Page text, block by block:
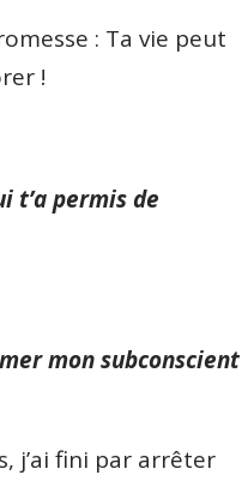
: Ta vie peut
!
t’a permis de
mon subconscient
j’ai fini par arrêter